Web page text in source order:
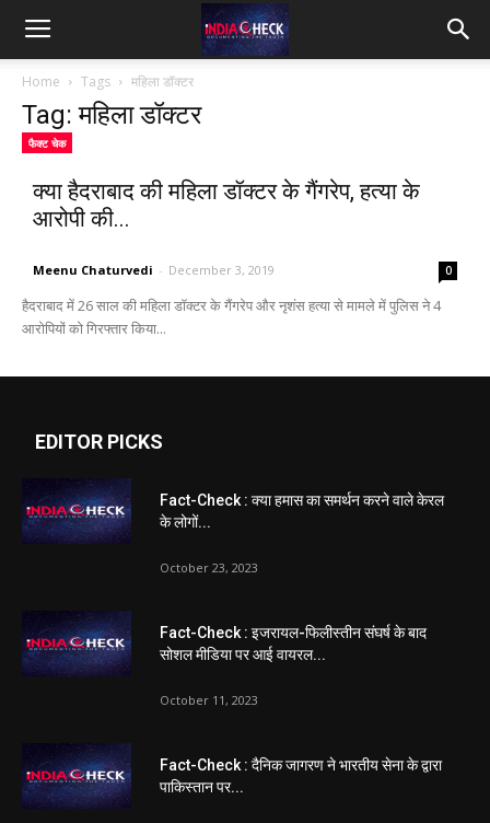
IndiaCheck
Home Tags महिला डॉक्टर
Tag: महिला डॉक्टर
फैक्ट चेक
क्या हैदराबाद की महिला डॉक्टर के गैंगरेप, हत्या के
आरोपी की...
Meenu Chaturvedi - December 3, 2019 0
हैदराबाद में 26 साल की महिला डॉक्टर के गैंगरेप और नृशंस हत्या से मामले में पुलिस ने 4
आरोपियों को गिरफ्तार किया...
EDITOR PICKS
Fact-Check : क्या हमास का समर्थन करने वाले केरल
के लोगों...
October 23, 2023
Fact-Check : इजरायल-फिलीस्तीन संघर्ष के बाद
सोशल मीडिया पर आई वायरल...
October 11, 2023
Fact-Check : दैनिक जागरण ने भारतीय सेना के द्वारा
पाकिस्तान पर...